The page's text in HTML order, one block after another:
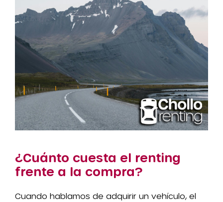
¿Cuánto cuesta el renting
frente a la compra?
Cuando hablamos de adquirir un vehículo, el